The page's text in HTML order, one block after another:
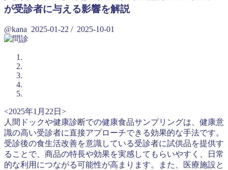
が受診者に与える影響を解説
@kana 2025-01-22 / 2025-10-01
<2025年1月22日>
人間ドックや健康診断での健康食品サンプリングは、健康意
識の高い受診者に直接アプローチできる効果的な手法です。
受診後の食生活改善を意識している受診者に試供品を提供す
ることで、商品の特長や効果を実感してもらいやすく、日常
的な利用につながる可能性が高まります。また、医療施設と